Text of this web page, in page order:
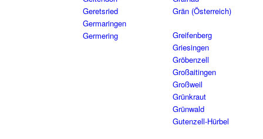
Geretsried
Germaringen
Germering
Grän (Österreich)
Greifenberg
Griesingen
Gröbenzell
Großaitingen
Großweil
Grünkraut
Grünwald
Gutenzell-Hürbel